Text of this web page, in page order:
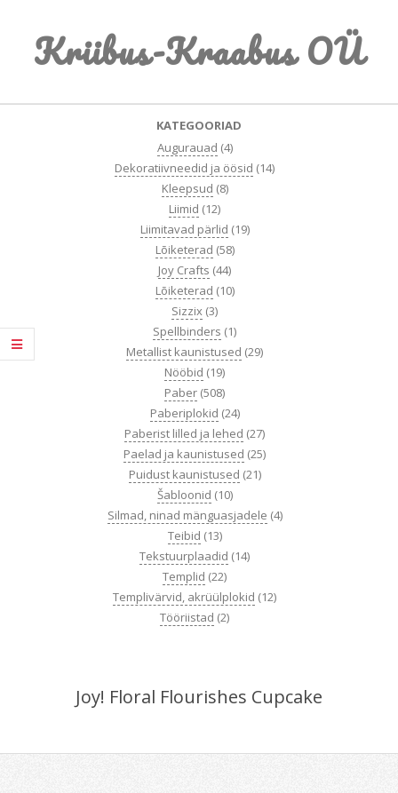
contentKriibus-Kraabus OÜ
KATEGOORIAD
Augurauad (4)
Dekoratiivneedid ja öösid (14)
Kleepsud (8)
Liimid (12)
Liimitavad pärlid (19)
Lõiketerad (58)
Joy Crafts (44)
Lõiketerad (10)
Sizzix (3)
Spellbinders (1)
Metallist kaunistused (29)
Nööbid (19)
Paber (508)
Paberiplokid (24)
Paberist lilled ja lehed (27)
Paelad ja kaunistused (25)
Puidust kaunistused (21)
Šabloonid (10)
Silmad, ninad mänguasjadele (4)
Teibid (13)
Tekstuurplaadid (14)
Templid (22)
Templivärvid, akrüülplokid (12)
Tööriistad (2)
Joy! Floral Flourishes Cupcake